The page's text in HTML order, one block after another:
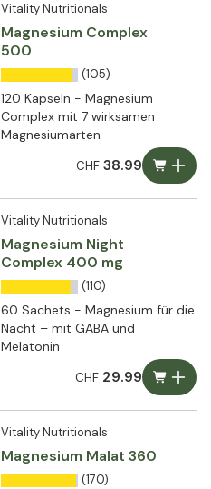
Vitality Nutritionals
Magnesium Complex
500
(105)
120 Kapseln - Magnesium
Complex mit 7 wirksamen
Magnesiumarten
CHF38.99
Vitality Nutritionals
Magnesium Night
Complex 400 mg
(110)
60 Sachets - Magnesium für die
Nacht – mit GABA und
Melatonin
CHF29.99
Vitality Nutritionals
Magnesium Malat 360
(170)